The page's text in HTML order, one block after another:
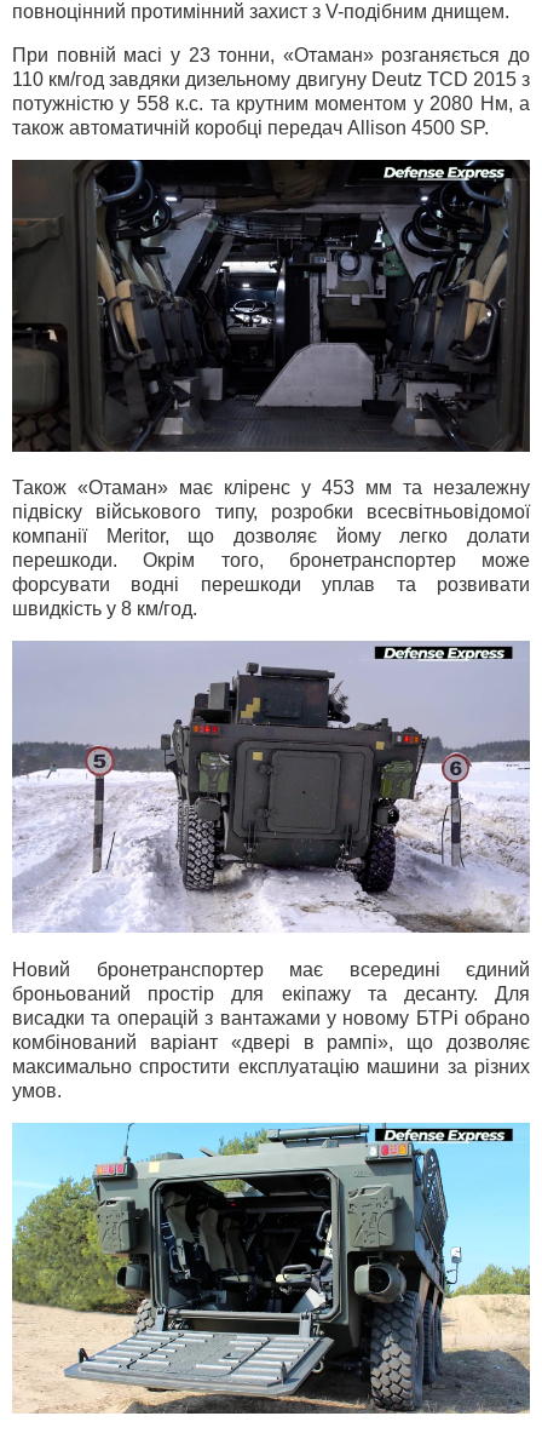
повноцінний протимінний захист з V-подібним днищем.
При повній масі у 23 тонни, «Отаман» розганяється до
110 км/год завдяки дизельному двигуну Deutz TCD 2015 з
потужністю у 558 к.с. та крутним моментом у 2080 Нм, а
також автоматичній коробці передач Allison 4500 SP.
Також «Отаман» має кліренс у 453 мм та незалежну
підвіску військового типу, розробки всесвітньовідомої
компанії Meritor, що дозволяє йому легко долати
перешкоди. Окрім того, бронетранспортер може
форсувати водні перешкоди уплав та розвивати
швидкість у 8 км/год.
Новий бронетранспортер має всередині єдиний
броньований простір для екіпажу та десанту. Для
висадки та операцій з вантажами у новому БТРі обрано
комбінований варіант «двері в рампі», що дозволяє
максимально спростити експлуатацію машини за різних
умов.